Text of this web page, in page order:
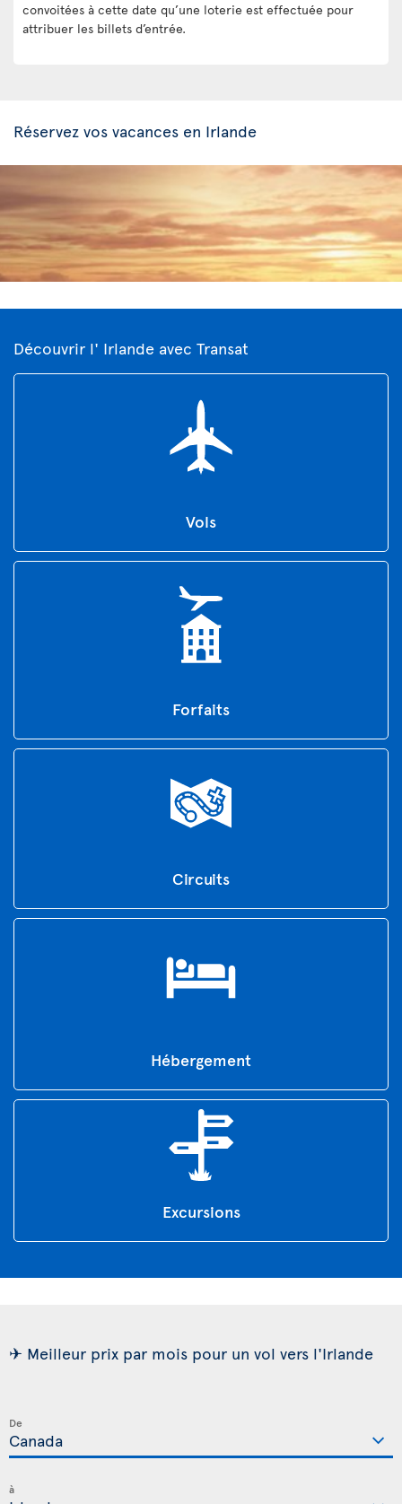
convoitées à cette date qu’une loterie est effectuée pour
attribuer les billets d’entrée.
Réservez vos vacances en Irlande
Découvrir l' Irlande avec Transat
Vols
Forfaits
Circuits
Hébergement
Excursions
✈ Meilleur prix par mois pour un vol vers l'Irlande
De
à